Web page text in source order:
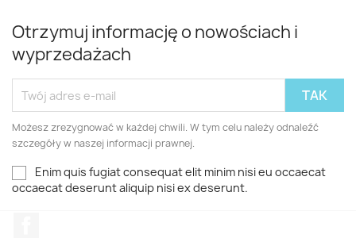
Otrzymuj informację o nowościach i
wyprzedażach
Możesz zrezygnować w każdej chwili. W tym celu należy odnaleźć
szczegóły w naszej informacji prawnej.
Enim quis fugiat consequat elit minim nisi eu occaecat
occaecat deserunt aliquip nisi ex deserunt.